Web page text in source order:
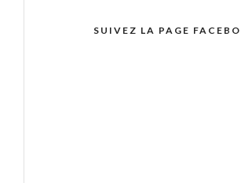
SUIVEZ LA PAGE